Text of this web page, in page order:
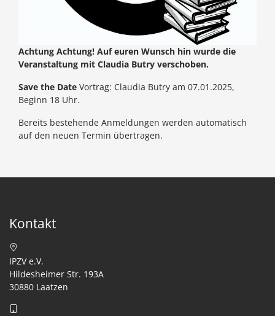
Achtung Achtung! Auf euren Wunsch hin wurde die
Veranstaltung mit Claudia Butry verschoben.
Save the Date Vortrag: Claudia Butry am 07.01.2025,
Beginn 18 Uhr.
Bereits bestehende Anmeldungen werden automatisch
auf den neuen Termin übertragen.
Kontakt
IPZV e.V.
Hildesheimer Str. 193A
30880 Laatzen